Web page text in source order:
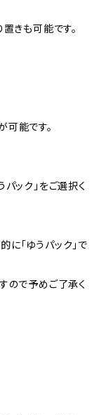
きも可能です。
可能です。
ック」をご選択く
「ゆうパック」で
ので予めご了承く